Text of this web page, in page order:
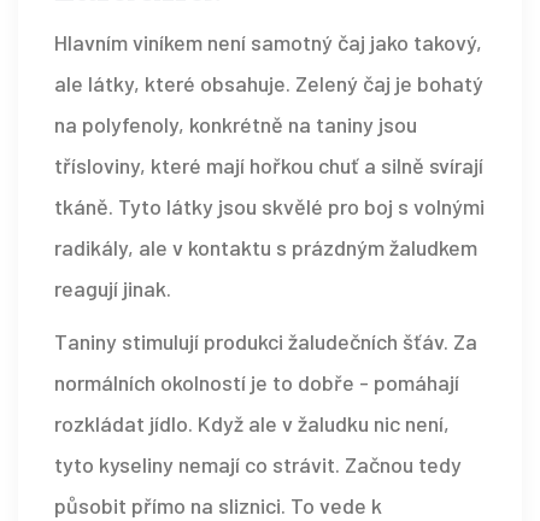
Hlavním viníkem není samotný čaj jako takový,
ale látky, které obsahuje. Zelený čaj je bohatý
na polyfenoly, konkrétně na taniny jsou
třísloviny, které mají hořkou chuť a silně svírají
tkáně. Tyto látky jsou skvělé pro boj s volnými
radikály, ale v kontaktu s prázdným žaludkem
reagují jinak.
Taniny stimulují produkci žaludečních šťáv. Za
normálních okolností je to dobře - pomáhají
rozkládat jídlo. Když ale v žaludku nic není,
tyto kyseliny nemají co strávit. Začnou tedy
působit přímo na sliznici. To vede k